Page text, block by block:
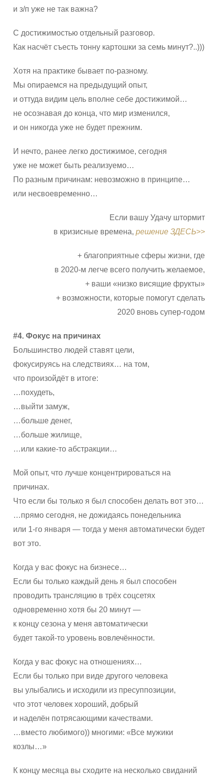
и з/п уже не так важна?
С достижимостью отдельный разговор.
Как насчёт съесть тонну картошки за семь минут?..)))
Хотя на практике бывает по-разному.
Мы опираемся на предыдущий опыт,
и оттуда видим цель вполне себе достижимой…
не осознавая до конца, что мир изменился,
и он никогда уже не будет прежним.
И нечто, ранее легко достижимое, сегодня
уже не может быть реализуемо…
По разным причинам: невозможно в принципе…
или несвоевременно…
Если вашу Удачу штормит
в кризисные времена,решение ЗДЕСЬ>>
+ благоприятные сферы жизни, где
в 2020-м легче всего получить желаемое,
+ ваши «низко висящие фрукты»
+ возможности, которые помогут сделать
2020 вновь супер-годом
#4. Фокус на причинах
Большинство людей ставят цели,
фокусируясь на следствиях… на том,
что произойдёт в итоге:
…похудеть,
…выйти замуж,
…больше денег,
…больше жилище,
…или какие-то абстракции…
Мой опыт, что лучше концентрироваться на
причинах.
Что если бы только я был способен делать вот это…
…прямо сегодня, не дожидаясь понедельника
или 1-го января — тогда у меня автоматически будет
вот это.
Когда у вас фокус на бизнесе…
Если бы только каждый день я был способен
проводить трансляцию в трёх соцсетях
одновременно хотя бы 20 минут —
к концу сезона у меня автоматически
будет такой-то уровень вовлечённости.
Когда у вас фокус на отношениях…
Если бы только при виде другого человека
вы улыбались и исходили из пресуппозиции,
что этот человек хороший, добрый
и наделён потрясающими качествами.
…вместо любимого)) многими: «Все мужики
козлы…»
К концу месяца вы сходите на несколько свиданий